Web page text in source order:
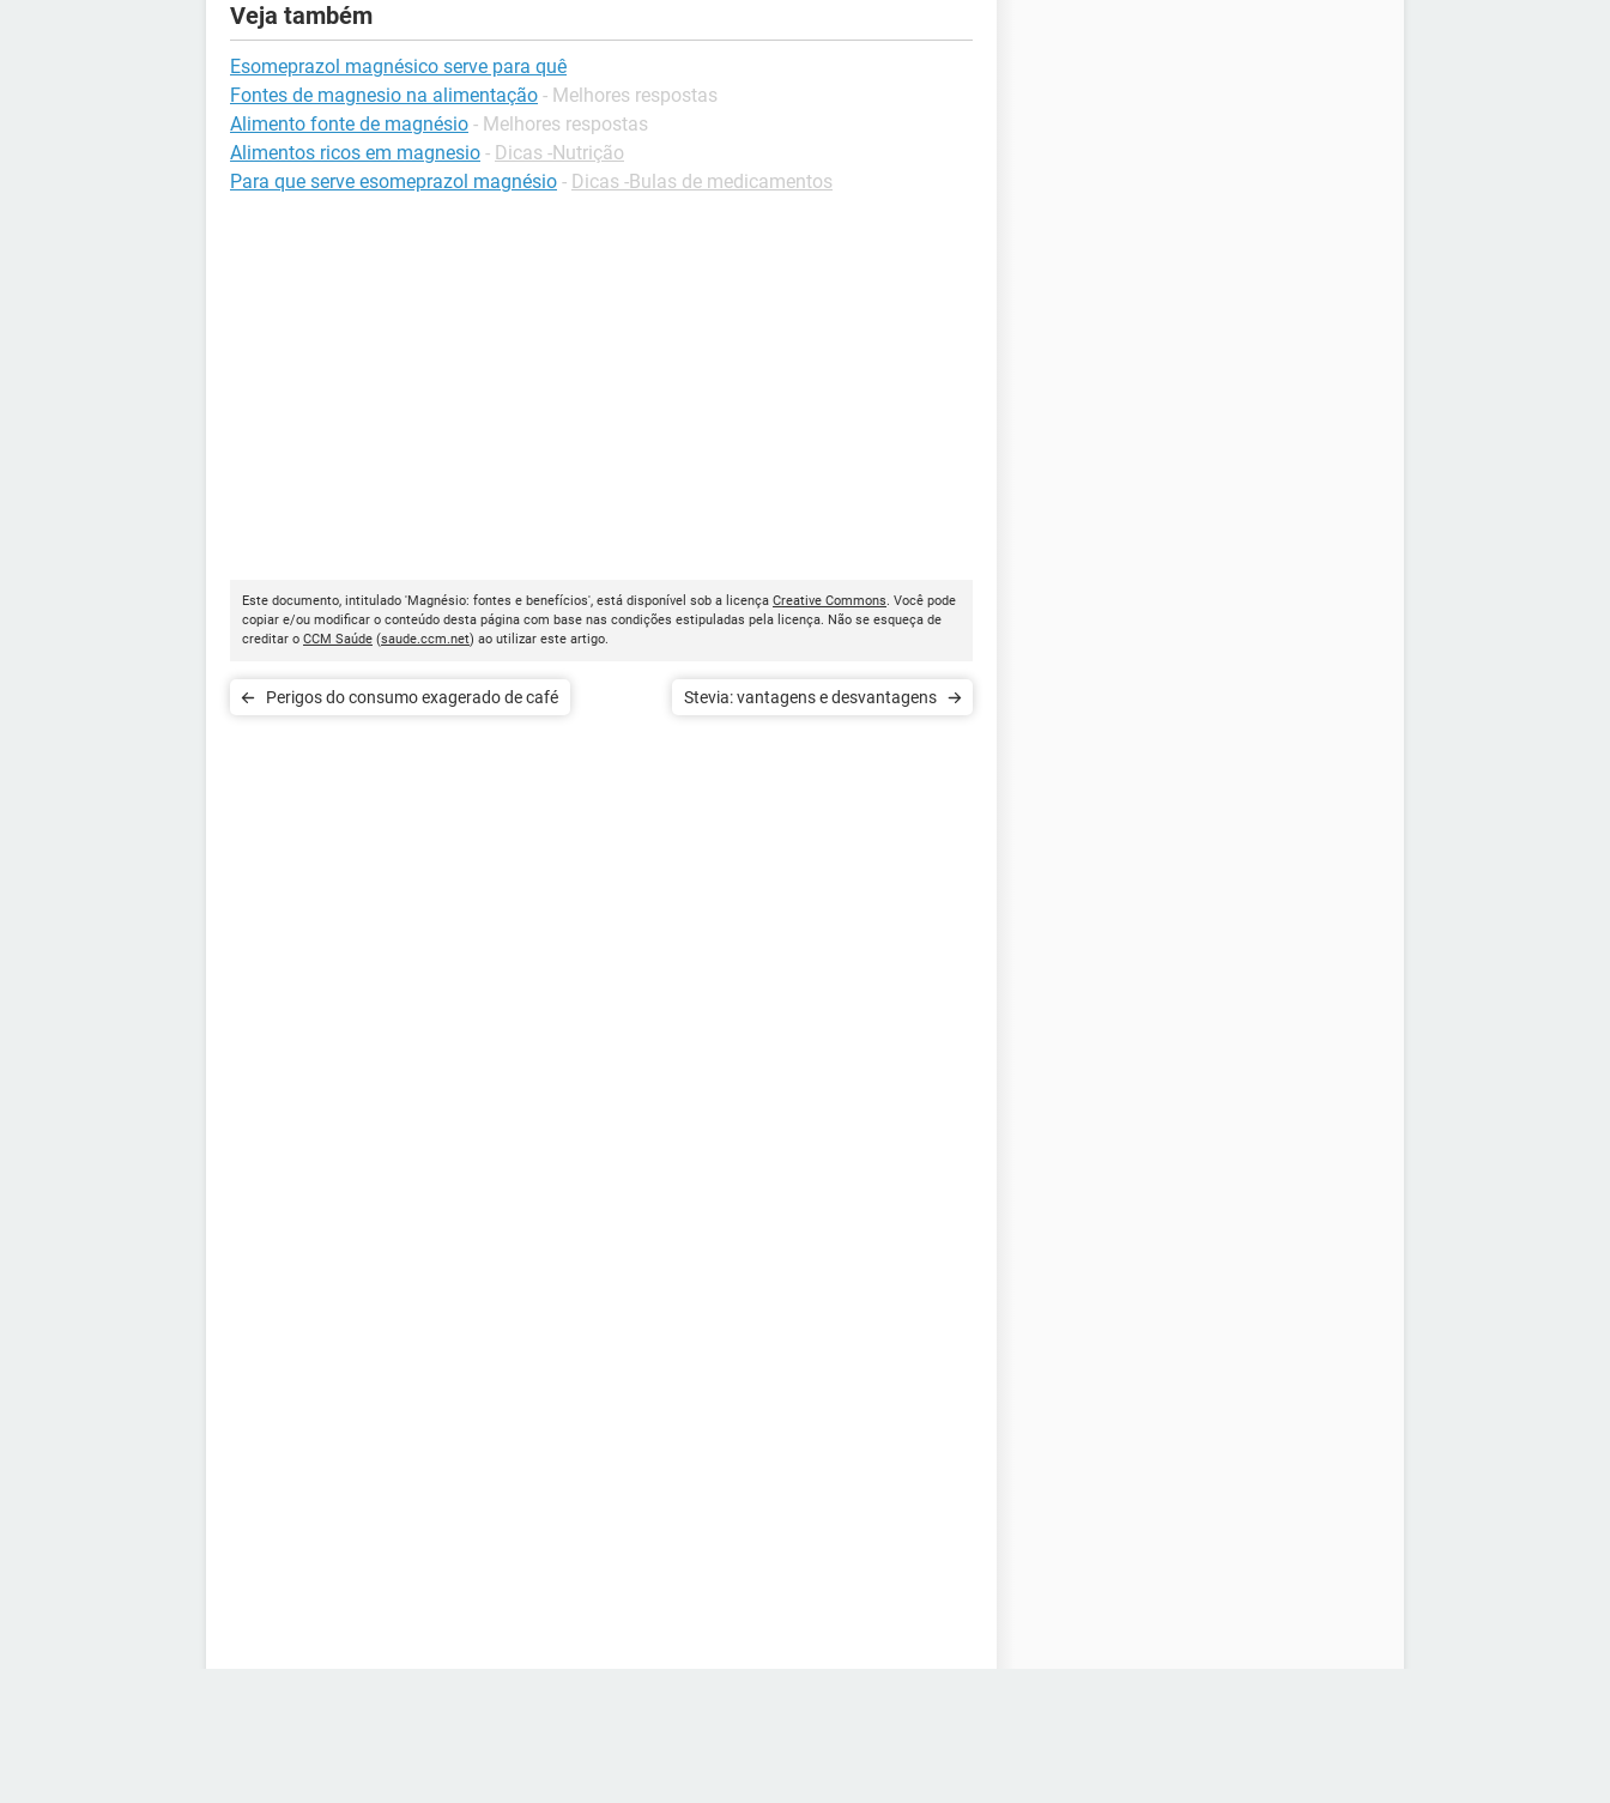
Veja também
Esomeprazol magnésico serve para quê
Fontes de magnesio na alimentação - Melhores respostas
Alimento fonte de magnésio - Melhores respostas
Alimentos ricos em magnesio - Dicas -Nutrição
Para que serve esomeprazol magnésio - Dicas -Bulas de medicamentos
Este documento, intitulado 'Magnésio: fontes e benefícios', está disponível sob a licença Creative Commons. Você pode
copiar e/ou modificar o conteúdo desta página com base nas condições estipuladas pela licença. Não se esqueça de
creditar o CCM Saúde (saude.ccm.net) ao utilizar este artigo.
Perigos do consumo exagerado de café Stevia: vantagens e desvantagens